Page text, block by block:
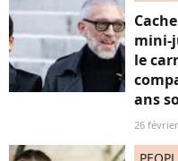
mini-
le
ans
26